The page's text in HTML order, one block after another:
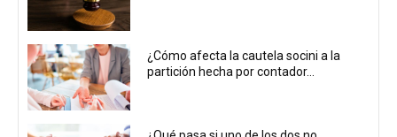
¿Cómo afecta la cautela socini a la
partición hecha por contador...